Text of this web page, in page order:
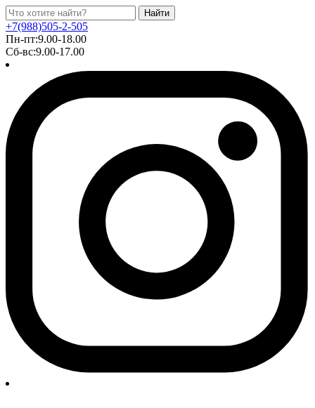
Найти
+7(988)505-2-505
Пн-пт:9.00-18.00
Сб-вс:9.00-17.00